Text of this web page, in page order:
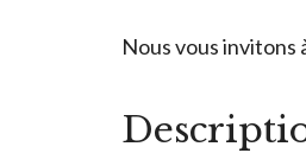
Nous vous invitons